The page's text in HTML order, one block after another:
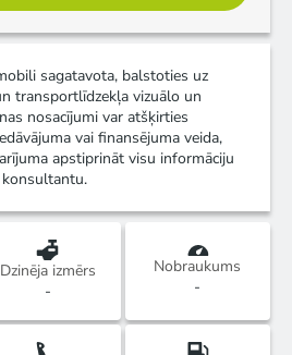
sagatavota, balstoties uz
transportlīdzekļa vizuālo un
nosacījumi var atšķirties
vai finansējuma veida,
apstiprināt visu informāciju
Dzinēja izmērs
-
Nobraukums
-